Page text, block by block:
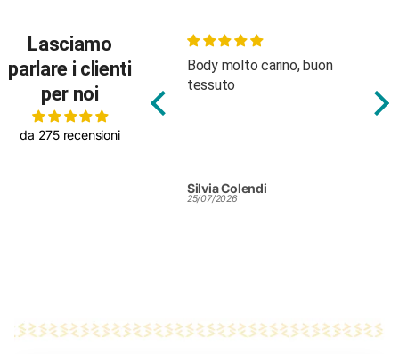
Lasciamo
parlare i clienti
per noi
da 275 recensioni
Body molto carino, buon
tessuto
Bellissimo e personale
attentissimo
ROBERTA PIERSANTI
24/07/2026